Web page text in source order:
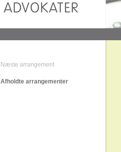
Næste arrangement
Afholdte arrangementer